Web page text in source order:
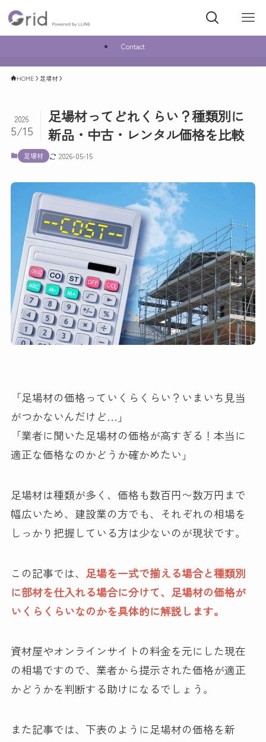
Contact
HOME 足場材
足場材ってどれくらい？種類別に
新品・中古・レンタル価格を比較
2026
5/15
足場材 2026-05-15
「足場材の価格っていくらくらい？いまいち見当
がつかないんだけど…」
「業者に聞いた足場材の価格が高すぎる！本当に
適正な価格なのかどうか確かめたい」
足場材は種類が多く、価格も数百円〜数万円まで
幅広いため、建設業の方でも、それぞれの相場を
しっかり把握している方は少ないのが現状です。
この記事では、 足場を一式で揃える場合と種類別
に部材を仕入れる場合に分けて、足場材の価格が
いくらくらいなのかを具体的に解説します。
資材屋やオンラインサイトの料金を元にした現在
の相場ですので、業者から提示された価格が適正
かどうかを判断する助けになるでしょう。
また記事では、下表のように足場材の価格を新